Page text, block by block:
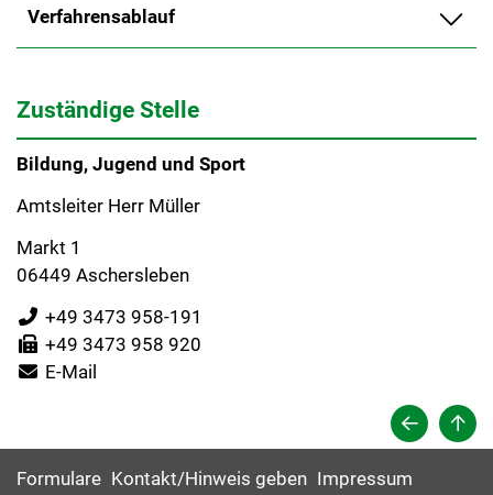
Verfahrensablauf
Zuständige Stelle
Bildung, Jugend und Sport
Amtsleiter Herr Müller
Markt 1
06449 Aschersleben
+49 3473 958-191
+49 3473 958 920
E-Mail
Formulare Kontakt/Hinweis geben Impressum